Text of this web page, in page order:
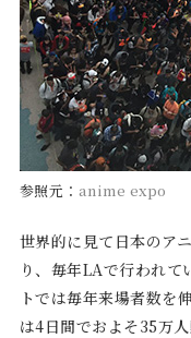
参照元： anime expo
世界的に見て日本のア
り、毎年LAで行われ
トでは毎年来場者数を
は4日間でおよそ35万